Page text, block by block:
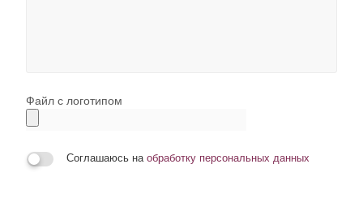
Файл с логотипом
Соглашаюсь на обработку персональных данных